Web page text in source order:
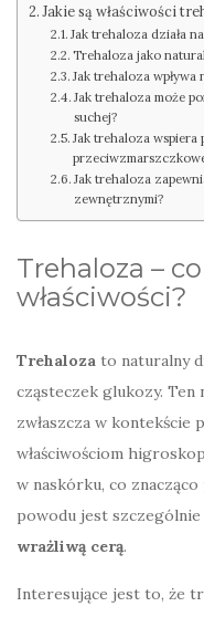
Jakie są właściwości
Jak trehaloza działa
Trehaloza jako
Jak trehaloza wpływa
Jak trehaloza może
suchej?
Jak trehaloza wspiera
Jak trehaloza
zewnętrznymi?
Trehaloza –
właściwości?
Trehaloza to naturalny
cząsteczek glukozy. Ten
zwłaszcza w kontekście
właściwościom
w naskórku, co
powodu jest
wrażliwą cerą.
Interesujące jest to, że